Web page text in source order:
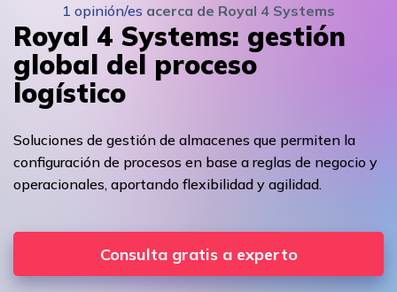
1 opinión/es acerca de Royal 4 Systems
Royal 4 Systems: gestión
global del proceso
logístico
Soluciones de gestión de almacenes que permiten la
configuración de procesos en base a reglas de negocio y
operacionales, aportando flexibilidad y agilidad.
Consulta gratis a experto